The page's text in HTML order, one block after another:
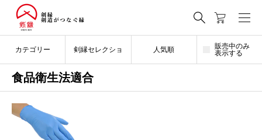
カテゴリー 剣縁セレクショ 人気順
販売中のみ
表示する
食品衛生法適合